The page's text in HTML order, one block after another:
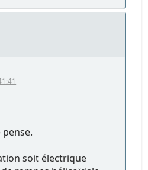
soit électrique